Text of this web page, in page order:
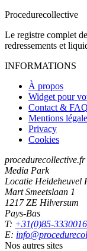
Procedurecollective
Le registre complet
redressements et
INFORMATIONS
À propos
Widget pour
Contact & FAQ
Mentions
Privacy
Cookies
procedurecollective.fr
Media Park
Locatie Heideheuvel
Mart Smeetslaan 1
1217 ZE Hilversum
Pays-Bas
T: +31(0)85-3330016
E:
Nos autres sites